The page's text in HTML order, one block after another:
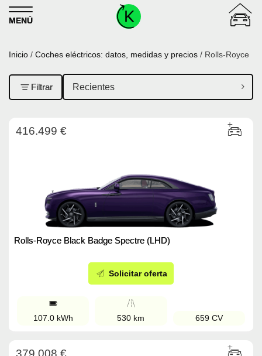
Skip to content
MENÚ
Inicio / Coches eléctricos: datos, medidas y precios / Rolls-Royce
Filtrar
416.499 €
Rolls-Royce Black Badge Spectre (LHD)
Solicitar oferta
107.0 kWh 530 km 659 CV
379.008 €